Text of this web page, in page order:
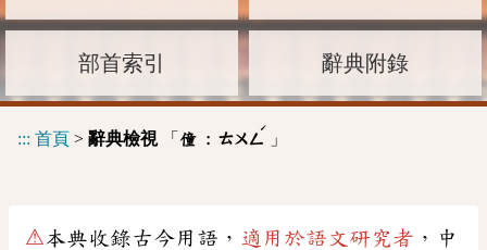
部首索引 辭典附錄
::: 首頁 > 辭典檢視「 僮 : ㄊㄨㄥ
ˊ
」
⚠本典收錄古今用語， 適用於語文研究者 ，中